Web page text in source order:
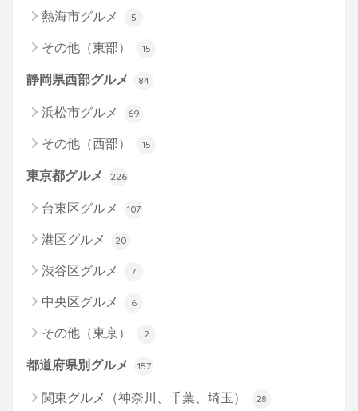
熱海市グルメ 5
その他（東部） 15
静岡県西部グルメ 84
浜松市グルメ 69
その他（西部） 15
東京都グルメ 226
台東区グルメ 107
港区グルメ 20
渋谷区グルメ 7
中央区グルメ 6
その他（東京） 2
都道府県別グルメ 157
関東グルメ（神奈川、千葉、埼玉） 28